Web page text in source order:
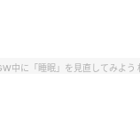
中に「睡眠」を見直してみよ